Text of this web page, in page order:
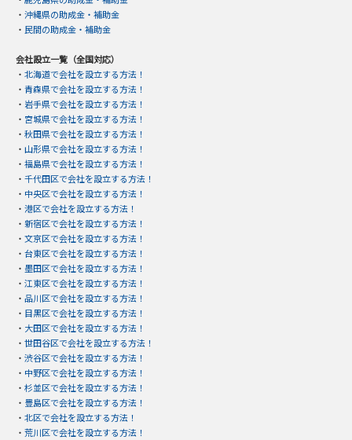
・ 沖縄県の助成金・補助金
・ 民間の助成金・補助金
会社設立一覧（全国対応）
・ 北海道で会社を設立する方法！
・ 青森県で会社を設立する方法！
・ 岩手県で会社を設立する方法！
・ 宮城県で会社を設立する方法！
・ 秋田県で会社を設立する方法！
・ 山形県で会社を設立する方法！
・ 福島県で会社を設立する方法！
・ 千代田区で会社を設立する方法！
・ 中央区で会社を設立する方法！
・ 港区で会社を設立する方法！
・ 新宿区で会社を設立する方法！
・ 文京区で会社を設立する方法！
・ 台東区で会社を設立する方法！
・ 墨田区で会社を設立する方法！
・ 江東区で会社を設立する方法！
・ 品川区で会社を設立する方法！
・ 目黒区で会社を設立する方法！
・ 大田区で会社を設立する方法！
・ 世田谷区で会社を設立する方法！
・ 渋谷区で会社を設立する方法！
・ 中野区で会社を設立する方法！
・ 杉並区で会社を設立する方法！
・ 豊島区で会社を設立する方法！
・ 北区で会社を設立する方法！
・ 荒川区で会社を設立する方法！